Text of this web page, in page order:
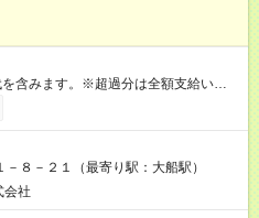
含みます。※超過分は全額支給いたし
円／月 みなし残業時間 35時間／月
試用期間の長さ：6ヶ月 雇用形態、
－８－２１（最寄り駅：大船駅）
会社